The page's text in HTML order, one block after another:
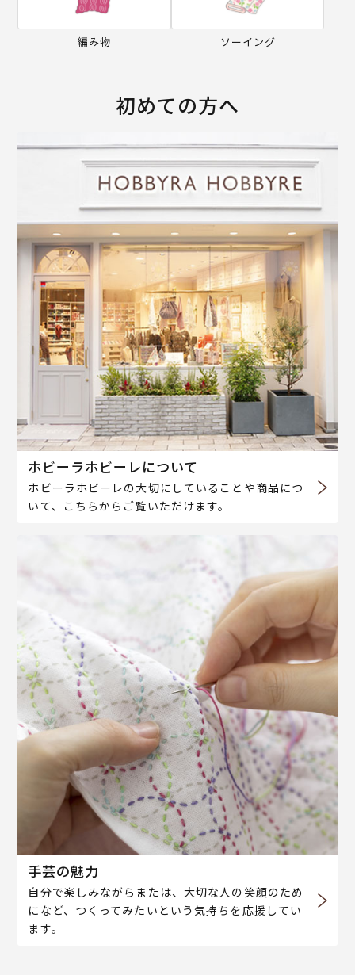
編み物 ソーイング
初めての方へ
ホビーラホビーレについて
ホビーラホビーレの大切にしていることや商品につ
いて、こちらからご覧いただけます。
手芸の魅力
自分で楽しみながらまたは、大切な人の笑顔のため
になど、つくってみたいという気持ちを応援してい
ます。